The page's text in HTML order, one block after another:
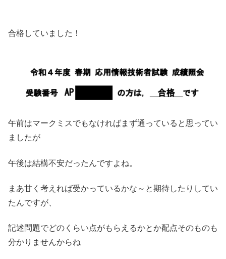
合格していました！
午前はマークミスでもなければまず通っていると思ってい
ましたが
午後は結構不安だったんですよね。
まあ甘く考えれば受かっているかな～と期待したりしてい
たんですが、
記述問題でどのくらい点がもらえるかとか配点そのものも
分かりませんからね